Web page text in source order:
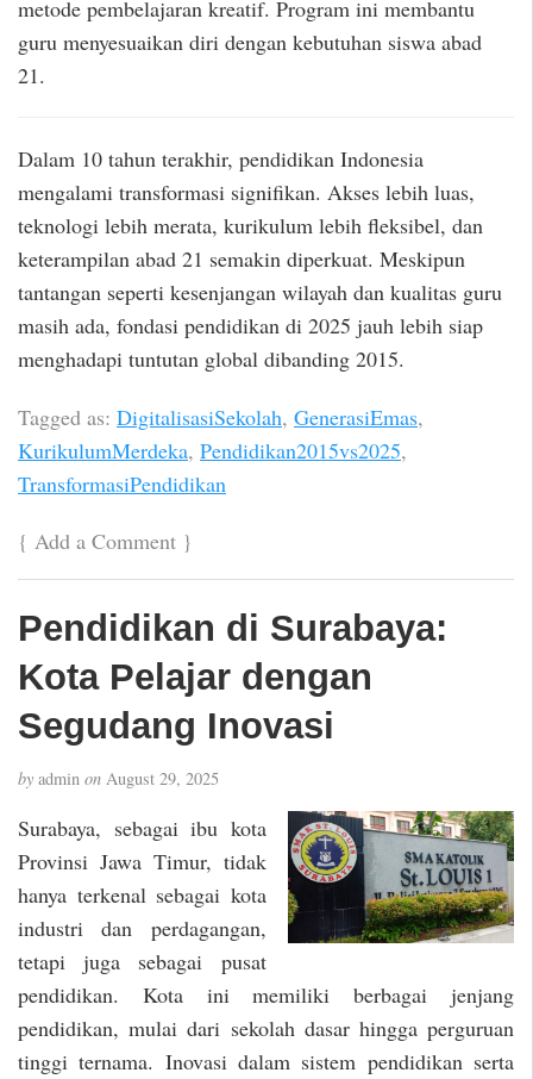
metode pembelajaran kreatif. Program ini membantu
guru menyesuaikan diri dengan kebutuhan siswa abad
21.
Dalam 10 tahun terakhir, pendidikan Indonesia
mengalami transformasi signifikan. Akses lebih luas,
teknologi lebih merata, kurikulum lebih fleksibel, dan
keterampilan abad 21 semakin diperkuat. Meskipun
tantangan seperti kesenjangan wilayah dan kualitas guru
masih ada, fondasi pendidikan di 2025 jauh lebih siap
menghadapi tuntutan global dibanding 2015.
Tagged as: DigitalisasiSekolah, GenerasiEmas,
KurikulumMerdeka, Pendidikan2015vs2025,
TransformasiPendidikan
{ Add a Comment }
Pendidikan di Surabaya:
Kota Pelajar dengan
Segudang Inovasi
by admin on August 29, 2025
Surabaya, sebagai ibu kota
Provinsi Jawa Timur, tidak
hanya terkenal sebagai kota
industri dan perdagangan,
tetapi juga sebagai pusat
pendidikan. Kota ini memiliki berbagai jenjang
pendidikan, mulai dari sekolah dasar hingga perguruan
tinggi ternama. Inovasi dalam sistem pendidikan serta